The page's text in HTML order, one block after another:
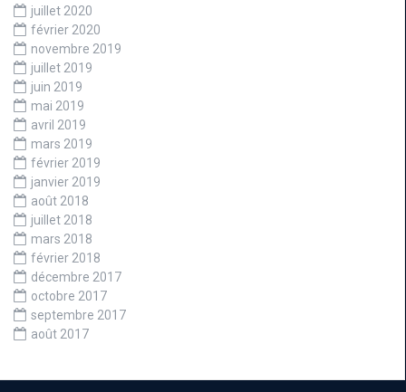
juillet 2020
février 2020
novembre 2019
juillet 2019
juin 2019
mai 2019
avril 2019
mars 2019
février 2019
janvier 2019
août 2018
juillet 2018
mars 2018
février 2018
décembre 2017
octobre 2017
septembre 2017
août 2017